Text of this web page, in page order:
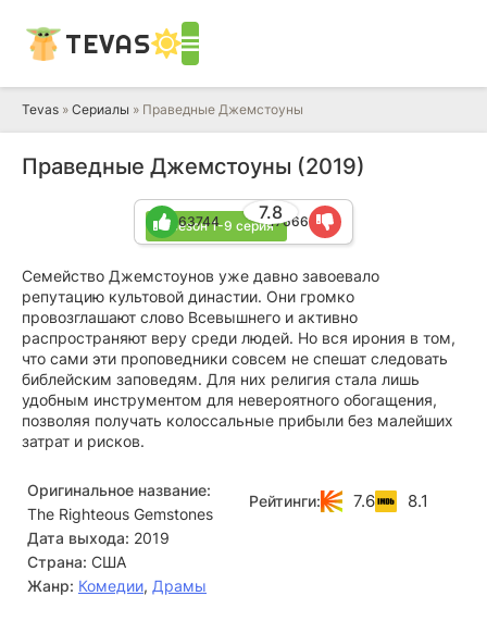
TEVAS
Tevas » Сериалы » Праведные Джемстоуны
Праведные Джемстоуны (2019)
4 сезон 1-9 серия
7.8
63744 17666
Семейство Джемстоунов уже давно завоевало
репутацию культовой династии. Они громко
провозглашают слово Всевышнего и активно
распространяют веру среди людей. Но вся ирония в том,
что сами эти проповедники совсем не спешат следовать
библейским заповедям. Для них религия стала лишь
удобным инструментом для невероятного обогащения,
позволяя получать колоссальные прибыли без малейших
затрат и рисков.
Оригинальное название:
The Righteous Gemstones
Дата выхода: 2019
Страна: США
Жанр: Комедии, Драмы
Рейтинги: 7.6 8.1